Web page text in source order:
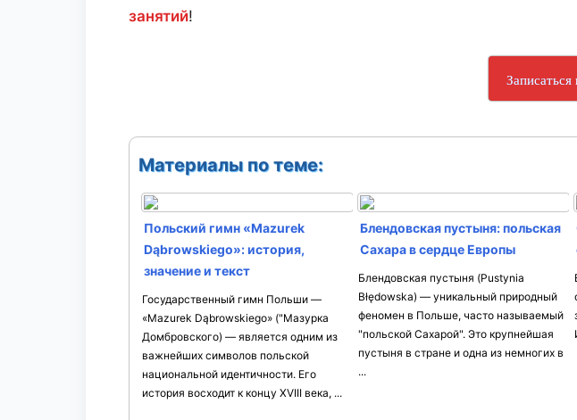
занятий!
Записаться
Материалы по теме:
Польский гимн «Mazurek
Dąbrowskiego»: история,
значение и текст
Государственный гимн Польши —
«Mazurek Dąbrowskiego» ("Мазурка
Домбровского) — является одним из
важнейших символов польской
национальной идентичности. Его
история восходит к концу XVIII века, ...
Блендовская пустыня: польская
Сахара в сердце Европы
Блендовская пустыня (Pustynia
Błędowska) — уникальный природный
феномен в Польше, часто называемый
"польской Сахарой". Это крупнейшая
пустыня в стране и одна из немногих в
...